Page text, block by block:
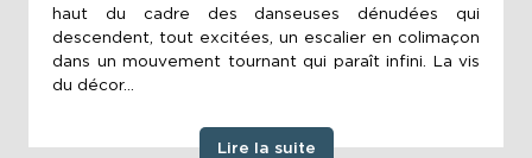
haut du cadre des danseuses dénudées qui
descendent, tout excitées, un escalier en colimaçon
dans un mouvement tournant qui paraît infini. La vis
du décor...
Lire la suite